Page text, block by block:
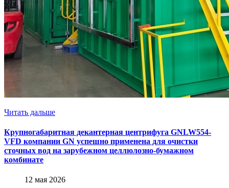
Читать дальше
Крупногабаритная декантерная центрифуга GNLW554-
VFD компании GN успешно применена для очистки
сточных вод на зарубежном целлюлозно-бумажном
комбинате
12 мая 2026